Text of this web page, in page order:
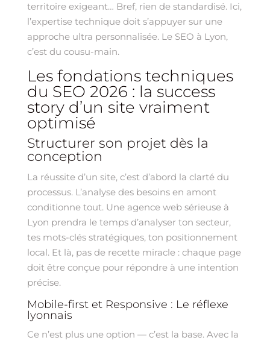
territoire exigeant… Bref, rien de standardisé. Ici,
l’expertise technique doit s’appuyer sur une
approche ultra personnalisée. Le SEO à Lyon,
c’est du cousu-main.
Les fondations techniques
du SEO 2026 : la success
story d’un site vraiment
optimisé
Structurer son projet dès la
conception
La réussite d’un site, c’est d’abord la clarté du
processus. L’analyse des besoins en amont
conditionne tout. Une agence web sérieuse à
Lyon prendra le temps d’analyser ton secteur,
tes mots-clés stratégiques, ton positionnement
local. Et là, pas de recette miracle : chaque page
doit être conçue pour répondre à une intention
précise.
Mobile-first et Responsive : Le réflexe
lyonnais
Ce n’est plus une option — c’est la base. Avec la